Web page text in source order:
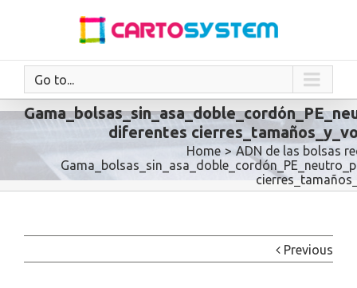
Go to...
diferentes
Home > ADN de las bolsas
Previous